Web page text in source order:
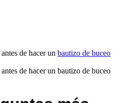
de hacer un bautizo de buceo
de hacer un bautizo de buceo